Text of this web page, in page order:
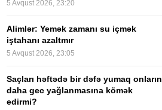
5 Avqust 2026, 23:20
Alimlər: Yemək zamanı su içmək
iştahanı azaltmır
5 Avqust 2026, 23:05
Saçları həftədə bir dəfə yumaq onların
daha gec yağlanmasına kömək
edirmi?